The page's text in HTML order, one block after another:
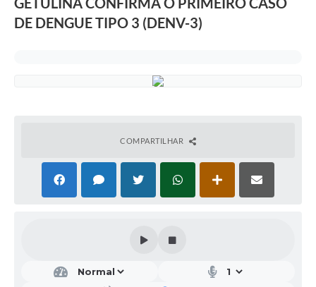
DE DENGUE TIPO 3 (DENV-3)
COMPARTILHAR